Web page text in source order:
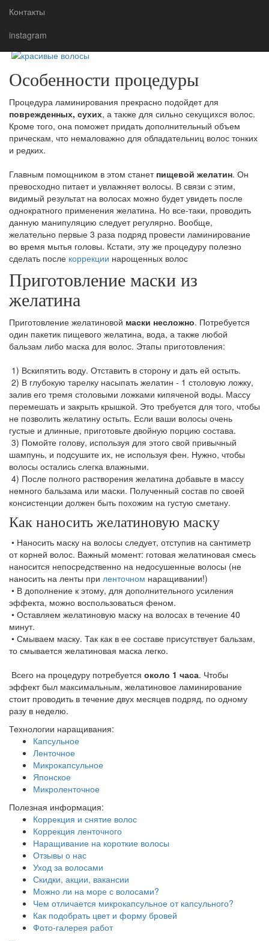
Контакты
instagram
ламинирование нужно проводить множество раз. К счастью,
дома, что поможет сэкономить и финансы, и время.
Особенности процедуры
Процедура ламинирования прекрасно подойдет для
поврежденных, сухих, а также для сильно секущихся волос.
Кроме того, она поможет придать дополнительный объем
прическам, что немаловажно для обладательниц волос тонких
и редких.
Главным помощником в этом станет пищевой желатин. Он
превосходно питает и увлажняет волосы. В связи с этим,
видимый результат на волосах можно будет увидеть после
однократного применения желатина. Но все-таки, проводить
данную манипуляцию следует регулярно. Вообще,
желательно первые 3 раза подряд провести ламинирование
во время мытья головы. Кстати, эту же процедуру полезно
сделать после коррекции нарощенных волос
Приготовление маски из
желатина
Приготовление желатиновой маски несложно. Потребуется
один пакетик пищевого желатина, вода, а также любой
бальзам либо маска для волос. Этапы приготовления:
1) Вскипятить воду. Отставить в сторону и дать ей остыть.
2) В глубокую тарелку насыпать желатин - 1 столовую ложку,
залив его тремя столовыми ложками кипяченой воды. Массу
перемешать и закрыть крышкой. Это требуется для того, чтобы
не позволить желатину остыть. Если ваши волосы очень
густые и длинные, приготовьте двойную порцию состава.
3) Помойте голову, используя для этого свой привычный
шампунь, и подсушите их, не используя фен. Нужно, чтобы
волосы остались слегка влажными.
4) После полного растворения желатина добавьте в массу
немного бальзама или маски. Полученный состав по своей
консистенции должен быть похожим на густую сметану.
Как наносить желатиновую маску
• Наносить маску на волосы следует, отступив на сантиметр
от корней волос. Важный момент: готовая желатиновая смесь
наносится непосредственно на недосушенные волосы (не
наносить на ленты при ленточном наращивании!)
• В дополнение к этому, для дополнительного усиления
эффекта, можно воспользоваться феном.
• Оставляем желатиновую маску на волосах в течение 40
минут.
• Смываем маску. Так как в ее составе присутствует бальзам,
то смывается желатиновая маска легко.
Всего на процедуру потребуется около 1 часа. Чтобы
эффект был максимальным, желатиновое ламинирование
стоит проводить в течение двух месяцев подряд, по одному
разу в неделю.
Технологии наращивания:
Капсульное
Ленточное
Микрокапсульное
Японское
Микроленточное
Полезная информация:
Коррекция и снятие волос
Коррекция ленточного
Наращивание на короткие волосы
Отзывы о нас
Уход за волосами
Скидки, акции, вакансии
Можно ли на море с волосами?
Чем отличается микрокапсульное от капсульного?
Как подобрать цвет и форму бровей
Фото-галерея работ